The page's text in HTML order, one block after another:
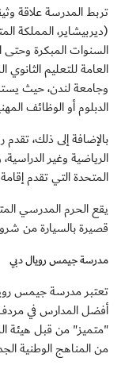
تربط المدرسة علاقة
(ديربيشاير، المملكة
العامة للتعليم
وجامعة لندن، حيث
الدبلوم أو الوظائف
بالإضافة إلى ذلك،
الرياضية وغير
المتحدة التي تقدم
يقع الحرم المدرسي
قصيرة بالسيارة من
مدرسة جيمس رويال دبي
تعتبر مدرسة جيمس
أفضل المدارس في
"متميز" من قبل هيئة
من المناهج الوطنية